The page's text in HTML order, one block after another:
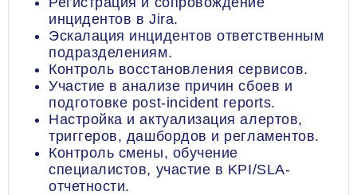
инцидентов в Jira.
Эскалация инцидентов ответственным
подразделениям.
Контроль восстановления сервисов.
Участие в анализе причин сбоев и
подготовке post-incident reports.
Настройка и актуализация алертов,
триггеров, дашбордов и регламентов.
Контроль смены, обучение
специалистов, участие в KPI/SLA-
отчетности.